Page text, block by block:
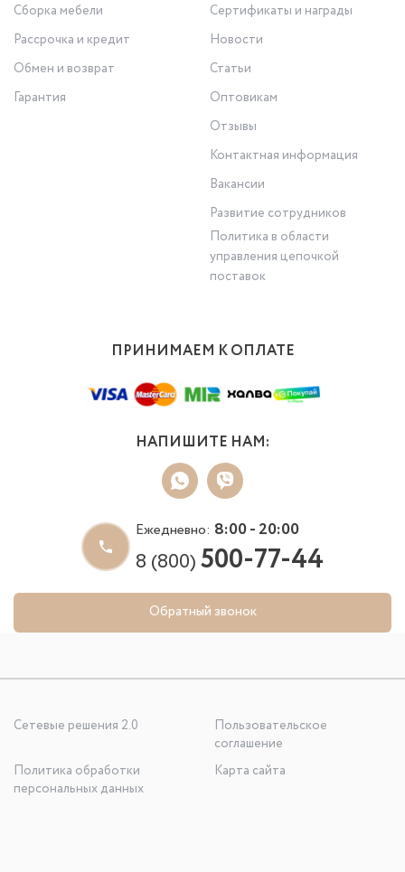
Сборка мебели
Рассрочка и кредит
Обмен и возврат
Гарантия
Сертификаты и награды
Новости
Статьи
Оптовикам
Отзывы
Контактная информация
Вакансии
Развитие сотрудников
Политика в области
управления цепочкой
поставок
ПРИНИМАЕМ К ОПЛАТЕ
НАПИШИТЕ НАМ:
Ежедневно: 8:00 - 20:00
8 (800)500-77-44
Обратный звонок
Сетевые решения 2.0
Пользовательское
соглашение
Политика обработки
персональных данных
Карта сайта